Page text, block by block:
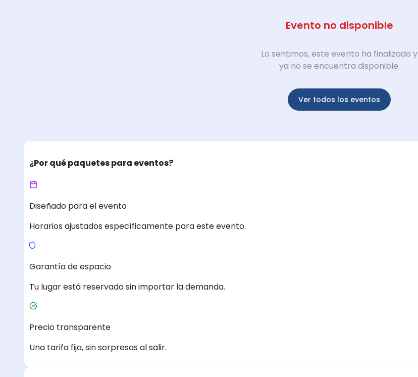
Evento no disponible
Lo sentimos, este evento ha finalizado y
ya no se encuentra disponible.
Ver todos los eventos
¿Por qué paquetes para eventos?
Diseñado para el evento
Horarios ajustados específicamente para este evento.
Garantía de espacio
Tu lugar está reservado sin importar la demanda.
Precio transparente
Una tarifa fija, sin sorpresas al salir.